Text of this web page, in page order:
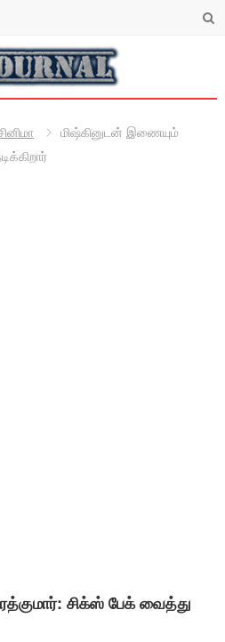
மிஷ்கினுடன் இணையும்
சிக்ஸ் பேக் வைத்து